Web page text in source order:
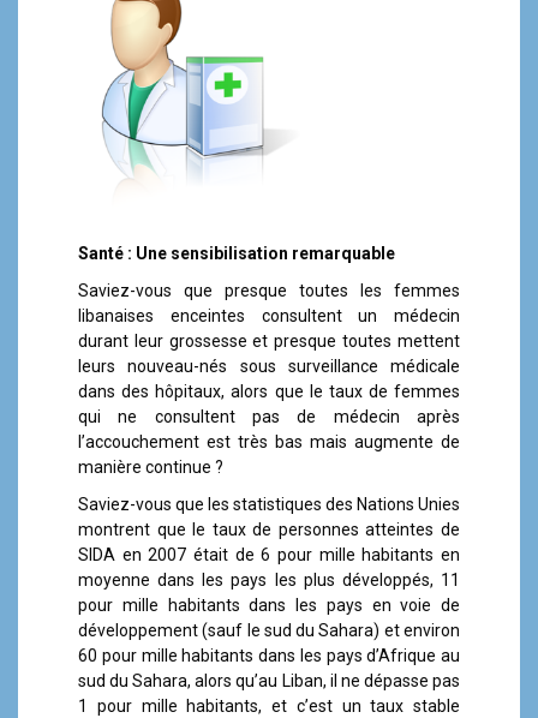
Santé : Une sensibilisation remarquable
Saviez-vous que presque toutes les femmes
libanaises enceintes consultent un médecin
durant leur grossesse et presque toutes mettent
leurs nouveau-nés sous surveillance médicale
dans des hôpitaux, alors que le taux de femmes
qui ne consultent pas de médecin après
l’accouchement est très bas mais augmente de
manière continue ?
Saviez-vous que les statistiques des Nations Unies
montrent que le taux de personnes atteintes de
SIDA en 2007 était de 6 pour mille habitants en
moyenne dans les pays les plus développés, 11
pour mille habitants dans les pays en voie de
développement (sauf le sud du Sahara) et environ
60 pour mille habitants dans les pays d’Afrique au
sud du Sahara, alors qu’au Liban, il ne dépasse pas
1 pour mille habitants, et c’est un taux stable